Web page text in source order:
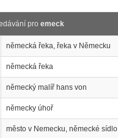
pro emeck
německá řeka, řeka v Německu
německá řeka
německý malíř hans von
německy úhoř
město v Nemecku, německé sídlo